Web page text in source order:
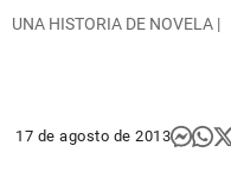
UNA HISTORIA DE NOVELA |
17 de agosto de 2013